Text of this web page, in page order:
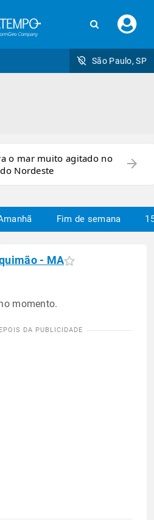
seu
São Paulo, SP
o mar muito agitado no
Nordeste
arrow_forward
Fim de semana
- MA
momento.